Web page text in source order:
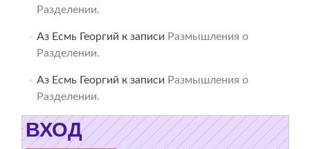
Разделении.
Аз Есмь Георгий к записи Размышления о
Разделении.
Аз Есмь Георгий к записи Размышления о
Разделении.
ВХОД